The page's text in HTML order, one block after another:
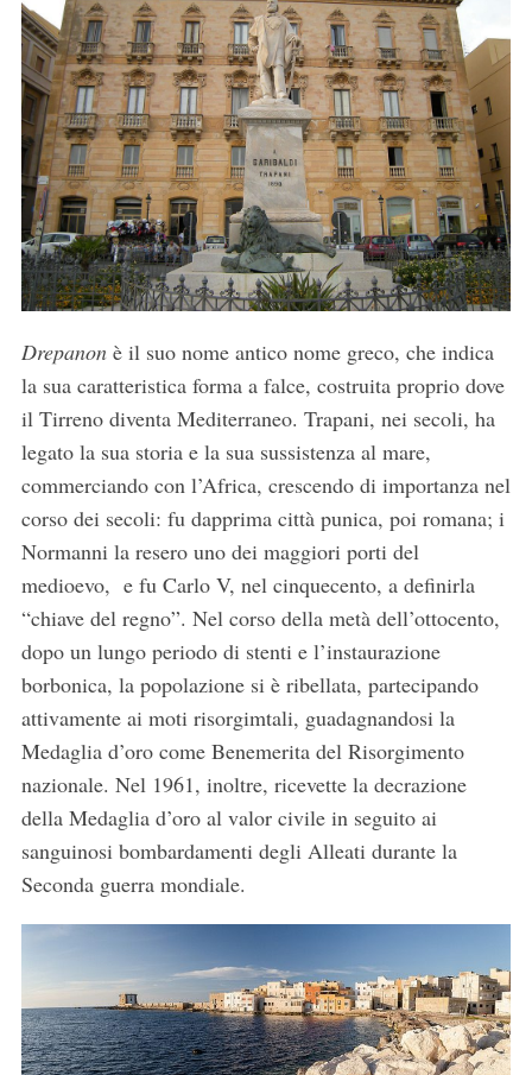
Drepanonè il suo nome antico nome greco, che indica
la sua caratteristica forma a falce, costruita proprio dove
il Tirreno diventa Mediterraneo. Trapani, nei secoli, ha
legato la sua storia e la sua sussistenza al mare,
commerciando con l’Africa, crescendo di importanza nel
corso dei secoli: fu dapprima città punica, poi romana; i
Normanni la resero uno dei maggiori porti del
medioevo, e fu Carlo V, nel cinquecento, a definirla
“chiave del regno”. Nel corso della metà dell’ottocento,
dopo un lungo periodo di stenti e l’instaurazione
borbonica, la popolazione si è ribellata, partecipando
attivamente ai moti risorgimtali, guadagnandosi la
Medaglia d’oro come Benemerita del Risorgimento
nazionale. Nel 1961, inoltre, ricevette la decrazione
della Medaglia d’oro al valor civile in seguito ai
sanguinosi bombardamenti degli Alleati durante la
Seconda guerra mondiale.